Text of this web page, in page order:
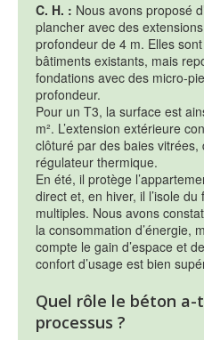
C. H. : Nous avons proposé
plancher avec des
profondeur de 4 m. Elles
bâtiments existants, mais
fondations avec des micro-
profondeur.
Pour un T3, la surface est
m². L’extension extérieure
clôturé par des baies
régulateur thermique.
En été, il protège
direct et, en hiver, il l’isole
multiples. Nous avons
la consommation d’énergie,
compte le gain d’espace et
confort d’usage est bien
Quel rôle le béton a-
processus ?